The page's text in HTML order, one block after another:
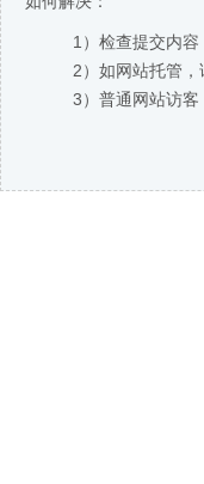
1）检查提交内容
2）如网站托管，
3）普通网站访客